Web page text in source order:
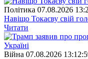
Полiтика 07.08.2026
Навіщо Токаєву свій
Читати
Війна 07.08.2026